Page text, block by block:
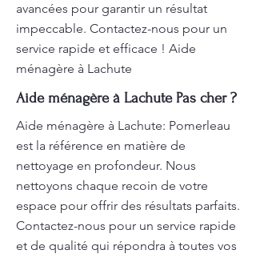
avancées pour garantir un résultat
impeccable. Contactez-nous pour un
service rapide et efficace ! Aide
ménagère à Lachute
Aide ménagère à Lachute Pas cher ?
Aide ménagère à Lachute: Pomerleau
est la référence en matière de
nettoyage en profondeur. Nous
nettoyons chaque recoin de votre
espace pour offrir des résultats parfaits.
Contactez-nous pour un service rapide
et de qualité qui répondra à toutes vos